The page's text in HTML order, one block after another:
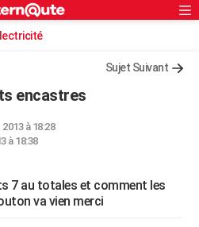
Sujet Suivant
encastres
à 18:28
à 18:38
7 au totales et comment les
va vien merci